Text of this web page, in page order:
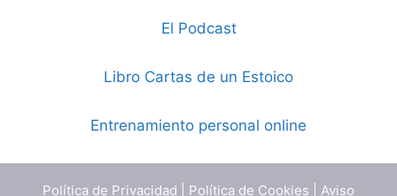
El Podcast
Libro Cartas de un Estoico
Entrenamiento personal online
Política de Privacidad Política de Cookies Aviso